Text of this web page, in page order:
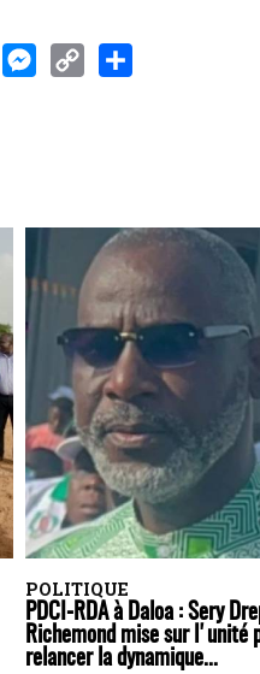
POLITIQUE
PDCI-RDA à Daloa : Sery
Richemond mise sur l'unité
relancer la dynamique...